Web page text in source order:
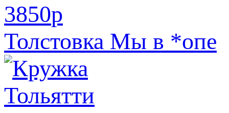
3850p
Толстовка Мы в *опе